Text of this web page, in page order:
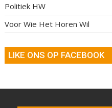
Politiek HW
Voor Wie Het Horen Wil
LIKE ONS OP FACEBOOK